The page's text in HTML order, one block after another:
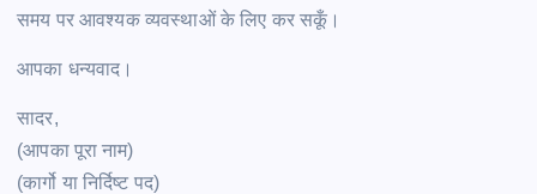
समय पर आवश्यक व्यवस्थाओं के लिए कर सकूँ।
आपका धन्यवाद।
सादर,
(आपका पूरा नाम)
(कार्गो या निर्दिष्ट पद)